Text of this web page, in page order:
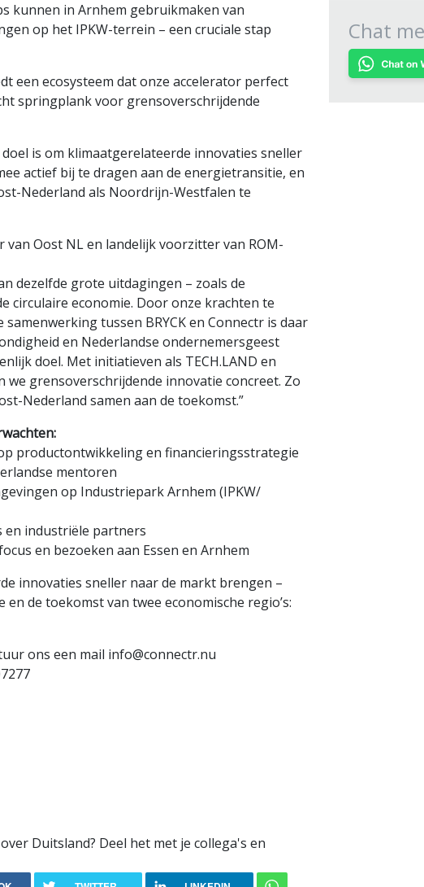
kunnen in Arnhem gebruikmaken van
op het IPKW-terrein – een cruciale stap
een ecosysteem dat onze accelerator perfect
springplank voor grensoverschrijdende
doel is om klimaatgerelateerde innovaties sneller
actief bij te dragen aan de energietransitie, en
Nederland als Noordrijn-Westfalen te
van Oost NL en landelijk voorzitter van ROM-
dezelfde grote uitdagingen – zoals de
circulaire economie. Door onze krachten te
tussen BRYCK en Connectr is daar
en Nederlandse ondernemersgeest
doel. Met initiatieven als TECH.LAND en
we grensoverschrijdende innovatie concreet. Zo
Nederland samen aan de toekomst.”
productontwikkeling en financieringsstrategie
mentoren
op Industriepark Arnhem (IPKW/
en industriële partners
en bezoeken aan Essen en Arnhem
innovaties sneller naar de markt brengen –
de toekomst van twee economische regio’s:
ons een mail info@connectr.nu
Duitsland? Deel het met je collega's en
Chat